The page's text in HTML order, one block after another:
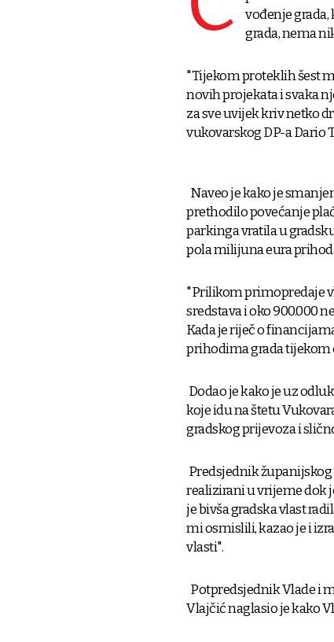
vođenje grada,
grada, nema
"Tijekom proteklih šest
novih projekata i svaka
za sve uvijek kriv netko
vukovarskog DP-a Dario
Naveo je kako je
prethodilo povećanje
parkinga vratila u
pola milijuna eura
"Prilikom primopredaje
sredstava i oko 900.000
Kada je riječ o
prihodima grada tijekom
Dodao je kako je uz
koje idu na štetu
gradskog prijevoza i
Predsjednik
realizirani u vrijeme dok
je bivša gradska vlast
mi osmislili, kazao je i
vlasti".
Potpredsjednik Vlade i
Vlajčić naglasio je kako